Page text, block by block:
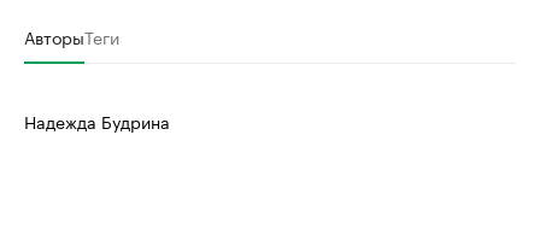
АвторыТеги
Надежда Будрина